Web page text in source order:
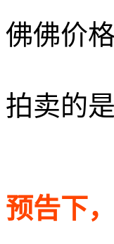
佛佛价
拍卖的
预告下